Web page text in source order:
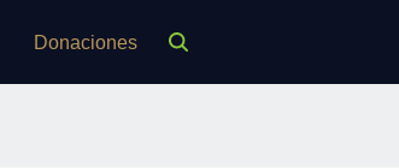
Donaciones